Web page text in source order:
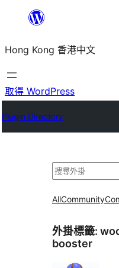
主
要
內
Hong Kong 香港中文
取得 WordPress
Plugin Directory
搜
AllCommunity
外掛標籤:
booster